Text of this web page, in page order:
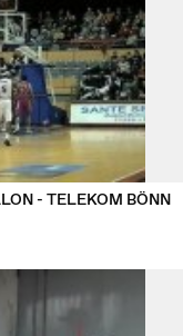
- TELEKOM BÖNN